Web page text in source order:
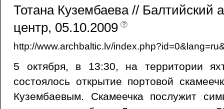
Тотана Кузембаева // Балтийский
центр, 05.10.2009
http://www.archbaltic.lv/
5 октября, в 13:30, на территории
состоялось открытие портовой
Кузембаевым. Скамеечка послужит